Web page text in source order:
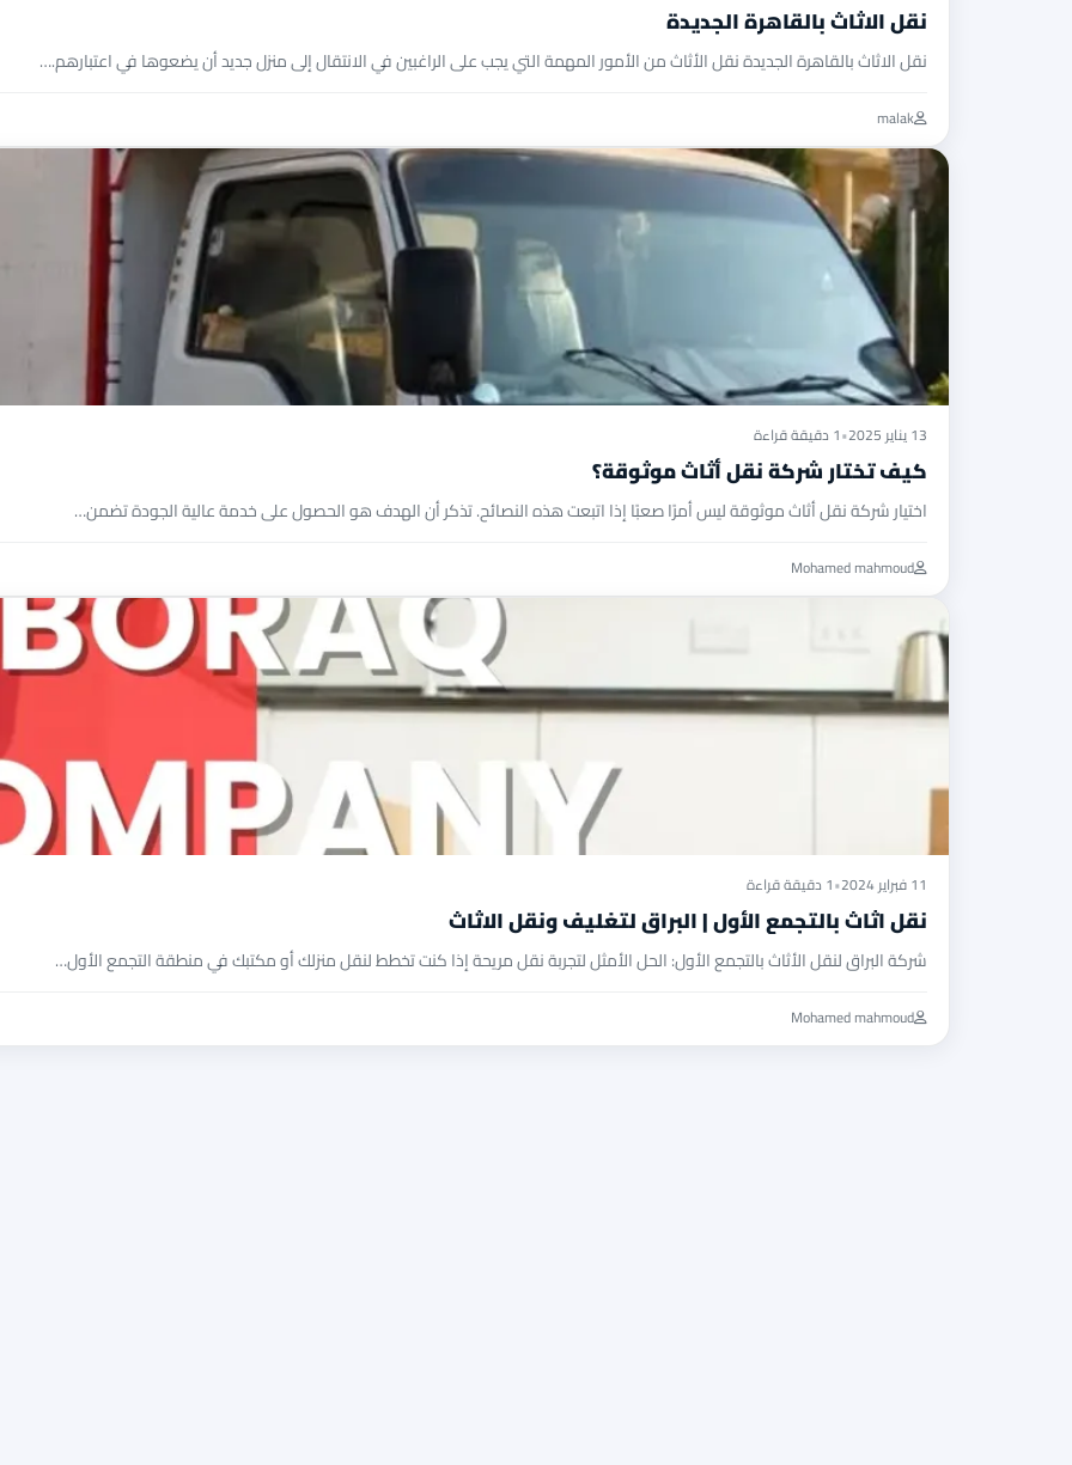
نقل الاثاث بالقاهرة الجديدة
نقل الاثاث بالقاهرة الجديدة نقل الأثاث من الأمور المهمة التي يجب على الراغبين في الانتقال إلى منزل جديد أن يضعوها في اعتبارهم.…
malak
13 يناير 2025 •1 دقيقة قراءة
كيف تختار شركة نقل أثاث موثوقة؟
اختيار شركة نقل أثاث موثوقة ليس أمرًا صعبًا إذا اتبعت هذه النصائح. تذكر أن الهدف هو الحصول على خدمة عالية الجودة تضمن…
Mohamed mahmoud
11 فبراير 2024 •1 دقيقة قراءة
نقل اثاث بالتجمع الأول | البراق لتغليف ونقل الاثاث
شركة البراق لنقل الأثاث بالتجمع الأول: الحل الأمثل لتجربة نقل مريحة إذا كنت تخطط لنقل منزلك أو مكتبك في منطقة التجمع الأول…
Mohamed mahmoud